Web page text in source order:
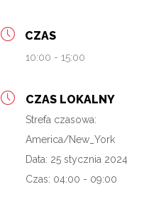
CZAS
10:00 - 15:00
CZAS LOKALNY
Strefa czasowa:
America/New_York
Data: 25 stycznia 2024
Czas: 04:00 - 09:00